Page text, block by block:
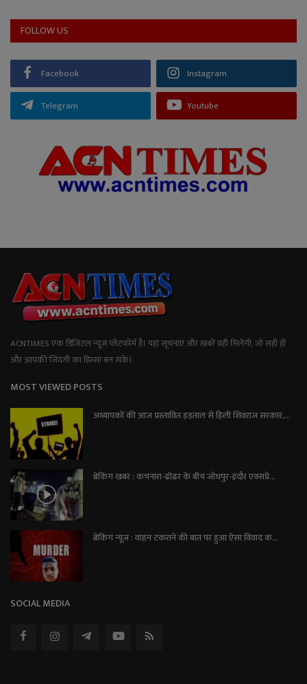
FOLLOW US
Facebook Instagram
Telegram Youtube
ACNTIMES एक डिजिटल न्यूज प्लेटफॉर्म है। यहां सूचनाएं और खबरें वही मिलेंगी, जो सही हों
और आपकी जिंदगी का हिस्सा बन सकें।
MOST VIEWED POSTS
अध्यापकों की आज प्रस्तावित हड़ताल से हिली शिवराज सरकार,...
ब्रेकिंग खबर : कचनारा-ढोढर के बीच जोधपुर-इंदौर एक्सप्रे...
ब्रेकिंग न्यूज़ : वाहन टकराने की बात पर हुआ ऐसा विवाद क...
SOCIAL MEDIA